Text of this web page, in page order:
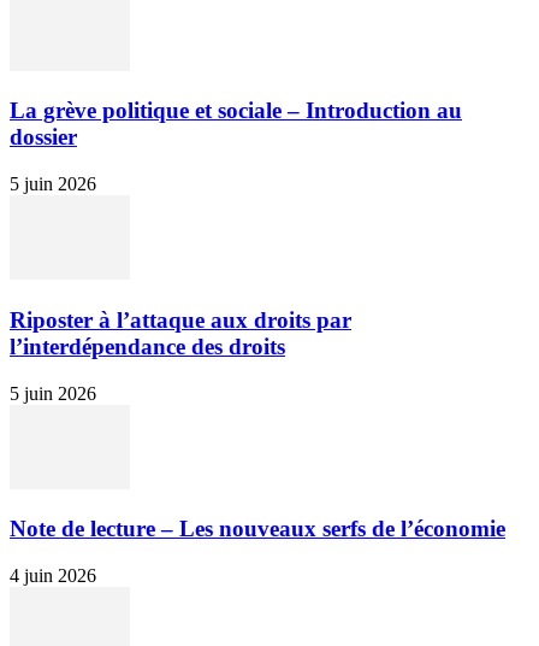
La grève politique et sociale – Introduction au
dossier
5 juin 2026
Riposter à l’attaque aux droits par
l’interdépendance des droits
5 juin 2026
Note de lecture – Les nouveaux serfs de l’économie
4 juin 2026